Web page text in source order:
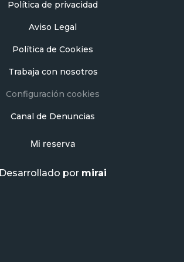
Política de privacidad
Aviso Legal
Política de Cookies
Trabaja con nosotros
Configuración cookies
Canal de Denuncias
Mi reserva
Desarrollado por mirai